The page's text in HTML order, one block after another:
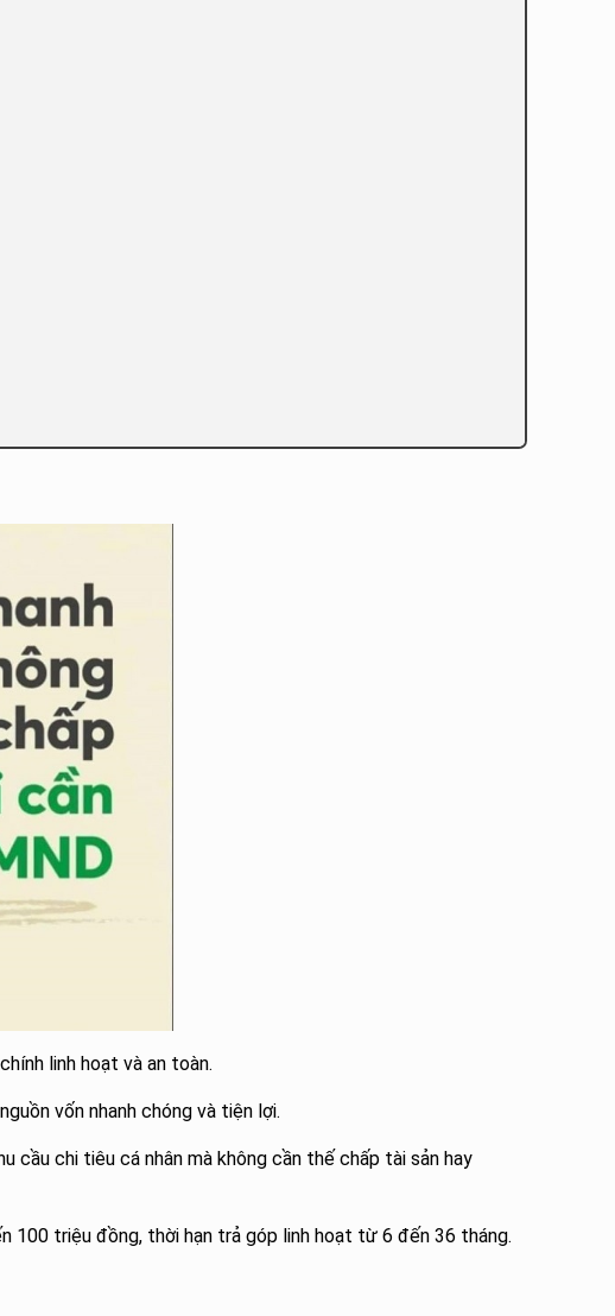
linh hoạt và an toàn.
vốn nhanh chóng và tiện lợi.
cầu chi tiêu cá nhân mà không cần thế chấp tài sản hay
100 triệu đồng, thời hạn trả góp linh hoạt từ 6 đến 36 tháng.